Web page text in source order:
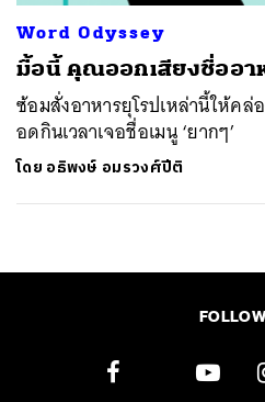
Word Odyssey
มื้อนี้ คุณออกเสียงชื่ออา
ซ้อมสั่งอาหารยุโรปเหล่านี้ให้คล่
อดกินเวลาเจอชื่อเมนู ‘ยากๆ’
โดย อธิพงษ์ อมรวงศ์ปีติ